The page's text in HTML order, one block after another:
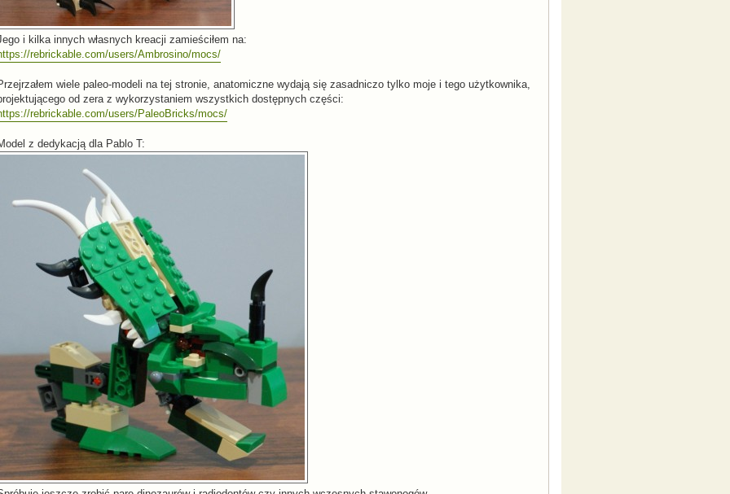
i kilka innych własnych kreacji zamieściłem na:
rebrickable.com/users/Ambrosino/mocs/
wiele paleo-modeli na tej stronie, anatomiczne wydają się zasadniczo tylko moje i tego użytkownika,
od zera z wykorzystaniem wszystkich dostępnych części:
rebrickable.com/users/PaleoBricks/mocs/
z dedykacją dla Pablo T: